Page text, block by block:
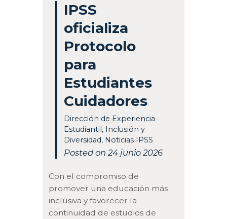
IPSS
oficializa
Protocolo
para
Estudiantes
Cuidadores
Dirección de Experiencia
Estudiantil, Inclusión y
Diversidad, Noticias IPSS
Posted on 24 junio 2026
Con el compromiso de
promover una educación más
inclusiva y favorecer la
continuidad de estudios de